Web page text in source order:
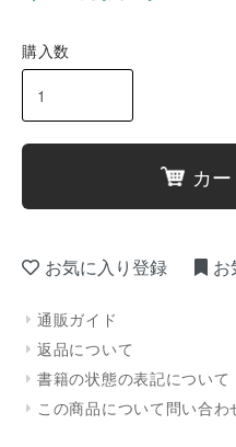
購入数
カ
お気に入り登録 お
通販ガイド
返品について
書籍の状態の表記について
この商品について問い合わ